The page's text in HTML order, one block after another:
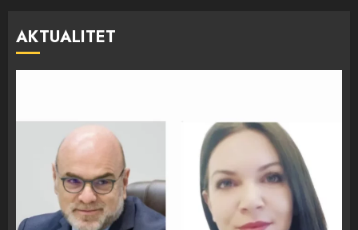
AKTUALITET